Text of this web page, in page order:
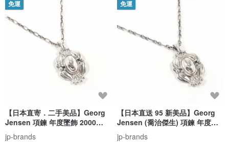
免運
【日本直寄．二手美品】Georg
Jensen 項鍊 年度墜飾 2000
Heritage Collection
jp-brands
免運
【日本直送 95 新美品】Georg
Jensen (喬治傑生) 項鍊 年度墜
飾 2000 傳承系列
jp-brands